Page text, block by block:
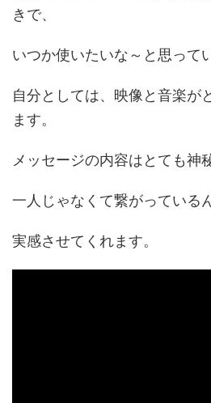
きで、
いつか使いたいな～と思って
自分としては、映像と音楽が
ます。
メッセージの内容はとても神
一人じゃなくて繋がっている
実感させてくれます。